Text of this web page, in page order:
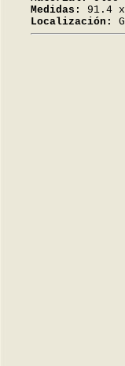
Medidas:
91.4
Localización: